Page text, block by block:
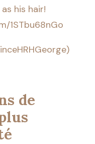
his hair!
1STbu68nGo
de